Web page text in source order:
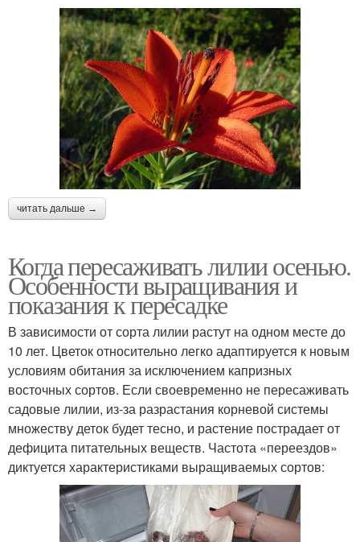
читать дальше →
Когда пересаживать лилии осенью.
Особенности выращивания и
показания к пересадке
В зависимости от сорта лилии растут на одном месте до
10 лет. Цветок относительно легко адаптируется к новым
условиям обитания за исключением капризных
восточных сортов. Если своевременно не пересаживать
садовые лилии, из-за разрастания корневой системы
множеству деток будет тесно, и растение пострадает от
дефицита питательных веществ. Частота «переездов»
диктуется характеристиками выращиваемых сортов: